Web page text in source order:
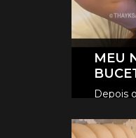
MEU
Depois
tanto
CLIQUE